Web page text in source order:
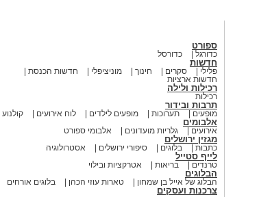
ספורט
כדורגל כדורסל
חדשות
פלילי סקרים חינוך מוניציפלי
חדשות הכנסת
חדשות ארציות
רכילות ולילה
רכילות
תרבות ובידור
מופעים תערוכות מופעים לילדים לוח אירועים קולנוע
אלבומים
אירועים גלריות מועדונים אלבומי ספורט
מגזין ירושלים
כתבות בלוגים סיפורי ירושלים אסטרולוגיה
לייף סטייל
טרנדים בריאות אטרקציות ובילוי
הבלוגים
הבלוג של אייל בן שמחון טארות עוזי הכהן בלוגים אורחים
צרכנות ועסקים